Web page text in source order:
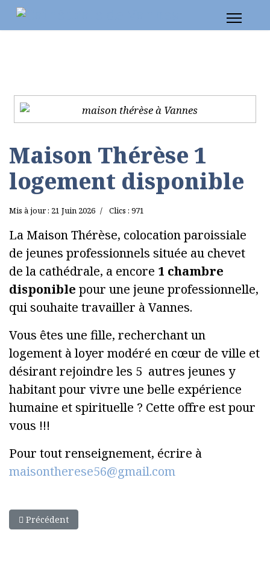
Maison Thérèse 1
logement disponible
Mis à jour : 21 Juin 2026 Clics : 971
La Maison Thérèse, colocation paroissiale
de jeunes professionnels située au chevet
de la cathédrale, a encore 1 chambre
disponible pour une jeune professionnelle,
qui souhaite travailler à Vannes.
Vous êtes une fille, recherchant un
logement à loyer modéré en cœur de ville et
désirant rejoindre les 5 autres jeunes y
habitant pour vivre une belle expérience
humaine et spirituelle ? Cette offre est pour
vous !!!
Pour tout renseignement, écrire à
maisontherese56@gmail.com
Article précédent : Les concerts de l'été
Précédent